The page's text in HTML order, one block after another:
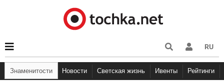
RU
Знаменитости Новости Светская жизнь Ивенты Рейтинги